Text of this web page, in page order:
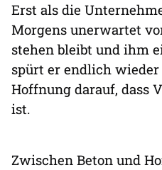
Erst als die
Morgens unerwartet
stehen bleibt und ihm
spürt er endlich wieder
Hoffnung darauf, dass
ist.
Zwischen Beton und